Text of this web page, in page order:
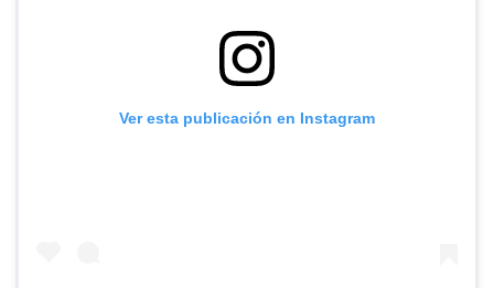
Ver esta publicación en Instagram